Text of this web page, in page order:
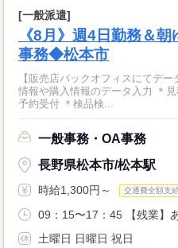
[一般派遣]
《8月》週4日勤務＆
事務◆松本市
【販売店バックオフィスにてデ
情報や購入情報のデータ入力 ＊
予約受付 ＊検品検...
一般事務・OA事務
長野県松本市/松本駅
時給1,300円～ 交通費全額支
09：15〜17：45 【残業】
土曜日 日曜日 祝日